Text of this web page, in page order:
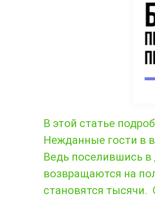
В этой статье
Нежданные гости в
Ведь поселившись
возвращаются на
становятся тысячи.